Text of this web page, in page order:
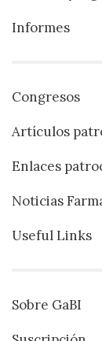
Informes
Congresos
Artículos
Enlaces
Noticias
Useful Links
Sobre GaBI